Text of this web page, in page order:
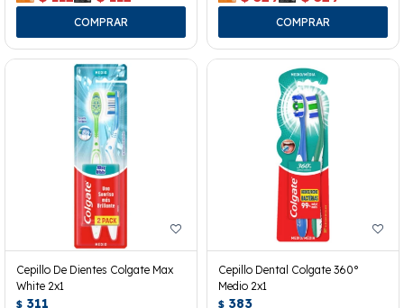
Cepillo De Dientes Colgate Max
White 2x1
$ 311
Cepillo Dental Colgate 360°
Medio 2x1
$ 383